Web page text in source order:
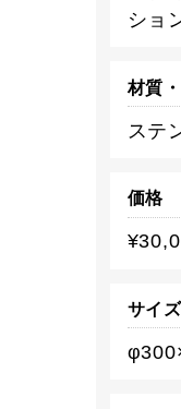
ショ
材質
ステ
価格
サイズ